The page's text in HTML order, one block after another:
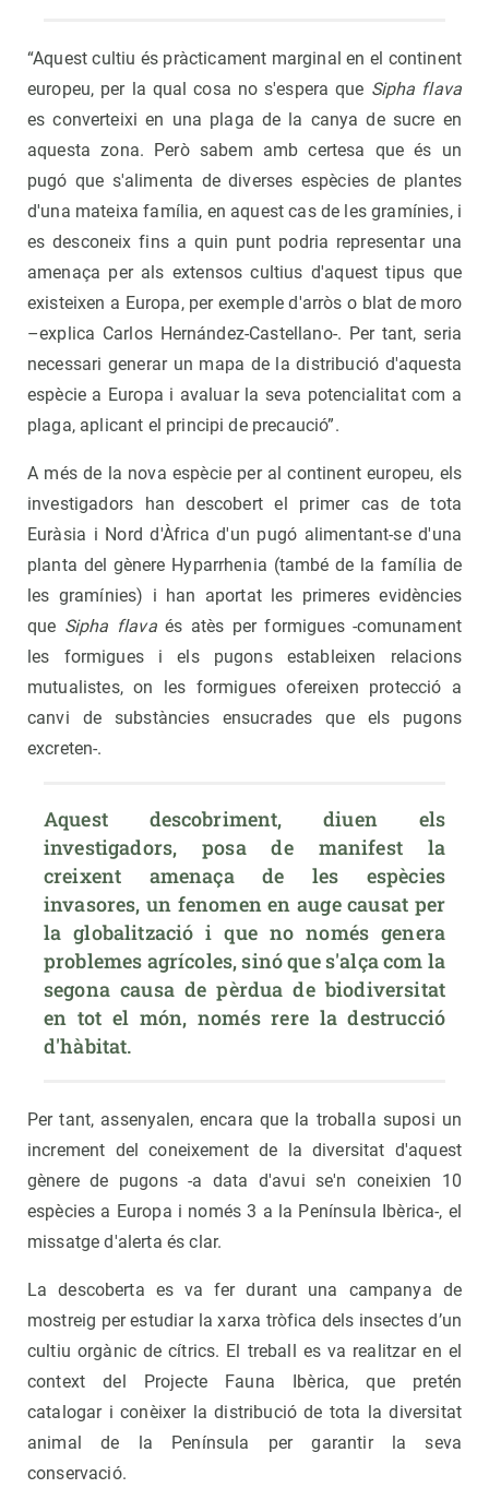
“Aquest cultiu és pràcticament marginal en el continent
europeu, per la qual cosa no s'espera que Sipha flava
es converteixi en una plaga de la canya de sucre en
aquesta zona. Però sabem amb certesa que és un
pugó que s'alimenta de diverses espècies de plantes
d'una mateixa família, en aquest cas de les gramínies, i
es desconeix fins a quin punt podria representar una
amenaça per als extensos cultius d'aquest tipus que
existeixen a Europa, per exemple d'arròs o blat de moro
–explica Carlos Hernández-Castellano-. Per tant, seria
necessari generar un mapa de la distribució d'aquesta
espècie a Europa i avaluar la seva potencialitat com a
plaga, aplicant el principi de precaució”.
A més de la nova espècie per al continent europeu, els
investigadors han descobert el primer cas de tota
Euràsia i Nord d'Àfrica d'un pugó alimentant-se d'una
planta del gènere Hyparrhenia (també de la família de
les gramínies) i han aportat les primeres evidències
que Sipha flavaés atès per formigues -comunament
les formigues i els pugons estableixen relacions
mutualistes, on les formigues ofereixen protecció a
canvi de substàncies ensucrades que els pugons
excreten-.
Aquest descobriment, diuen els
investigadors, posa de manifest la
creixent amenaça de les espècies
invasores, un fenomen en auge causat per
la globalització i que no només genera
problemes agrícoles, sinó que s'alça com la
segona causa de pèrdua de biodiversitat
en tot el món, només rere la destrucció
d'hàbitat.
Per tant, assenyalen, encara que la troballa suposi un
increment del coneixement de la diversitat d'aquest
gènere de pugons -a data d'avui se'n coneixien 10
espècies a Europa i només 3 a la Península Ibèrica-, el
missatge d'alerta és clar.
La descoberta es va fer durant una campanya de
mostreig per estudiar la xarxa tròfica dels insectes d’un
cultiu orgànic de cítrics. El treball es va realitzar en el
context del Projecte Fauna Ibèrica, que pretén
catalogar i conèixer la distribució de tota la diversitat
animal de la Península per garantir la seva
conservació.